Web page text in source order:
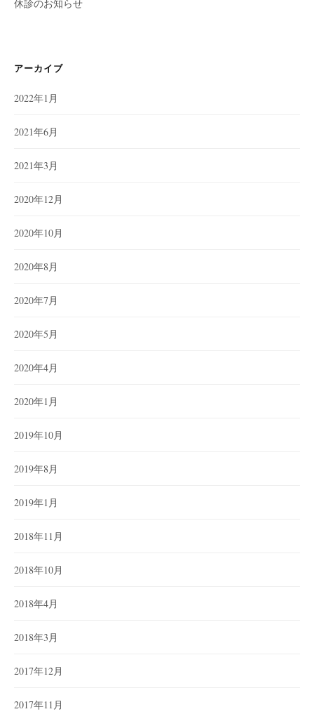
休診のお知らせ
アーカイブ
2022年1月
2021年6月
2021年3月
2020年12月
2020年10月
2020年8月
2020年7月
2020年5月
2020年4月
2020年1月
2019年10月
2019年8月
2019年1月
2018年11月
2018年10月
2018年4月
2018年3月
2017年12月
2017年11月